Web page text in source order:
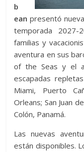
b
ean presentó
temporada
familias y
aventura en sus
of the Seas y el
escapadas
Miami, Puerto
Orleans; San Juan
Colón, Panamá.
Las nuevas
están disponibles.